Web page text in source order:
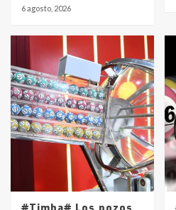
6 agosto, 2026